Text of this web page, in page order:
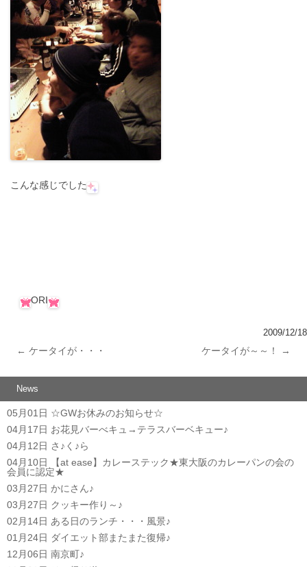
こんな感じでした
ORI
2009/12/18
← ケータイが・・・ ケータイが～～！ →
News
05月01日 ☆GWお休みのお知らせ☆
04月17日 お花見バーべキュ→テラスバーベキュー♪
04月12日 さ♪く♪ら
04月10日
【at ease】カレーステック★東大阪のカレーパンの会の
会員に認定★
03月27日 かにさん♪
03月27日 クッキー作り～♪
02月14日 ある日のランチ・・・風景♪
01月24日 ダイエット部またまた復帰♪
12月06日 南京町♪